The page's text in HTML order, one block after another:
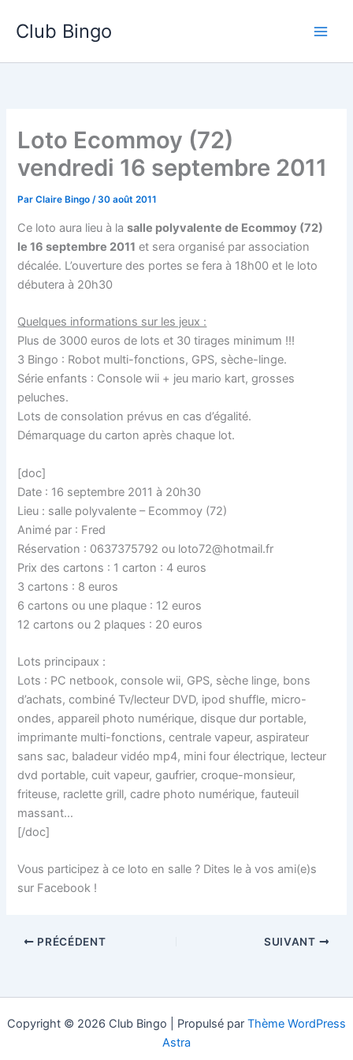
Club Bingo
Loto Ecommoy (72)
vendredi 16 septembre 2011
ParClaire Bingo/30 août 2011
Ce loto aura lieu à lasalle polyvalente de Ecommoy (72)
le 16 septembre 2011 et sera organisé par association
décalée. L’ouverture des portes se fera à 18h00 et le loto
débutera à 20h30
Quelques informations sur les jeux :
Plus de 3000 euros de lots et 30 tirages minimum !!!
3 Bingo : Robot multi-fonctions, GPS, sèche-linge.
Série enfants : Console wii + jeu mario kart, grosses
peluches.
Lots de consolation prévus en cas d’égalité.
Démarquage du carton après chaque lot.
[doc]
Date : 16 septembre 2011 à 20h30
Lieu : salle polyvalente – Ecommoy (72)
Animé par : Fred
Réservation : 0637375792 ou loto72@hotmail.fr
Prix des cartons : 1 carton : 4 euros
3 cartons : 8 euros
6 cartons ou une plaque : 12 euros
12 cartons ou 2 plaques : 20 euros
Lots principaux :
Lots : PC netbook, console wii, GPS, sèche linge, bons
d’achats, combiné Tv/lecteur DVD, ipod shuffle, micro-
ondes, appareil photo numérique, disque dur portable,
imprimante multi-fonctions, centrale vapeur, aspirateur
sans sac, baladeur vidéo mp4, mini four électrique, lecteur
dvd portable, cuit vapeur, gaufrier, croque-monsieur,
friteuse, raclette grill, cadre photo numérique, fauteuil
massant…
[/doc]
Vous participez à ce loto en salle ? Dites le à vos ami(e)s
sur Facebook !
PRÉCÉDENT SUIVANT
Copyright © 2026 Club Bingo | Propulsé par Thème WordPress
Astra